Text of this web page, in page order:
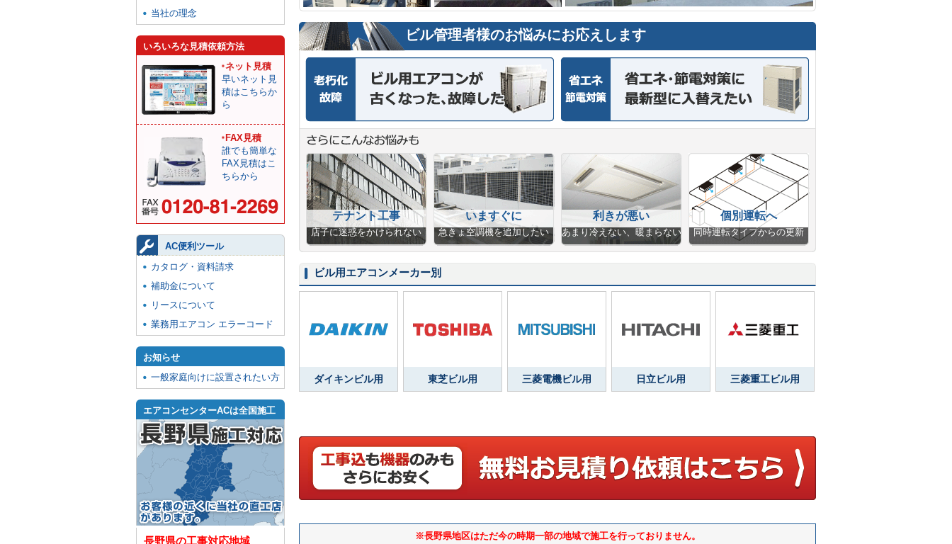
ビル管理者様のお悩みにお応えします
テナント工事
店子に迷惑をかけられない
いますぐに
急きょ空調機を追加したい
利きが悪い
あまり冷えない、暖まらない
個別運転へ
同時運転タイプからの更新
ビル用エアコンメーカー別
ダイキンビル用 東芝ビル用 三菱電機ビル用 日立ビル用 三菱重工ビル用
※長野県地区はただ今の時期一部の地域で施工を行っておりません。
当社の理念
いろいろな見積依頼方法
ネット見積
早いネット見
積はこちらか
ら
FAX見積
誰でも簡単な
FAX見積はこ
ちらから
AC便利ツール
カタログ・資料請求
補助金について
リースについて
業務用エアコン エラーコード
お知らせ
一般家庭向けに設置されたい方
エアコンセンターACは全国施工
長野県の工事対応地域